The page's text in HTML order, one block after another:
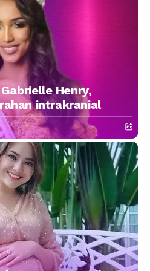
Henry,
intrakranial